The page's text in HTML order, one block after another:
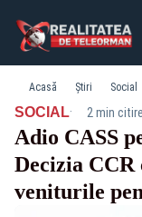
Acasă Știri Social
SOCIAL· 2 min citire
Adio CASS
Decizia CCR
veniturile